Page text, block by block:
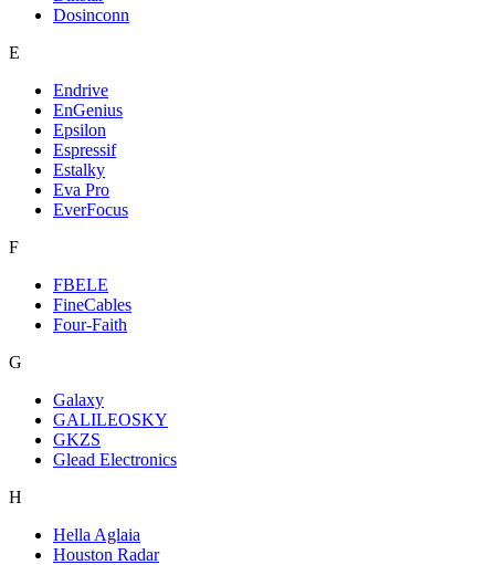
Dosinconn
E
Endrive
EnGenius
Epsilon
Espressif
Estalky
Eva Pro
EverFocus
F
FBELE
FineCables
Four-Faith
G
Galaxy
GALILEOSKY
GKZS
Glead Electronics
H
Hella Aglaia
Houston Radar